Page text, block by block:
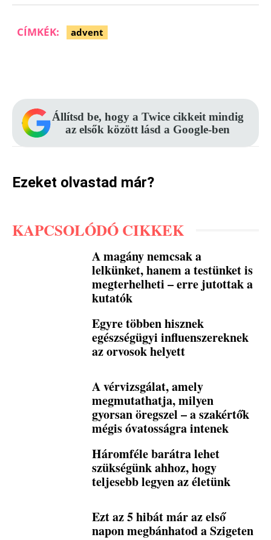
CÍMKÉK: advent
Állítsd be, hogy a Twice cikkeit mindig
az elsők között lásd a Google-ben
Ezeket olvastad már?
KAPCSOLÓDÓ CIKKEK
A magány nemcsak a
lelkünket, hanem a testünket is
megterhelheti – erre jutottak a
kutatók
Egyre többen hisznek
egészségügyi influenszereknek
az orvosok helyett
A vérvizsgálat, amely
megmutathatja, milyen
gyorsan öregszel – a szakértők
mégis óvatosságra intenek
Háromféle barátra lehet
szükségünk ahhoz, hogy
teljesebb legyen az életünk
Ezt az 5 hibát már az első
napon megbánhatod a Szigeten